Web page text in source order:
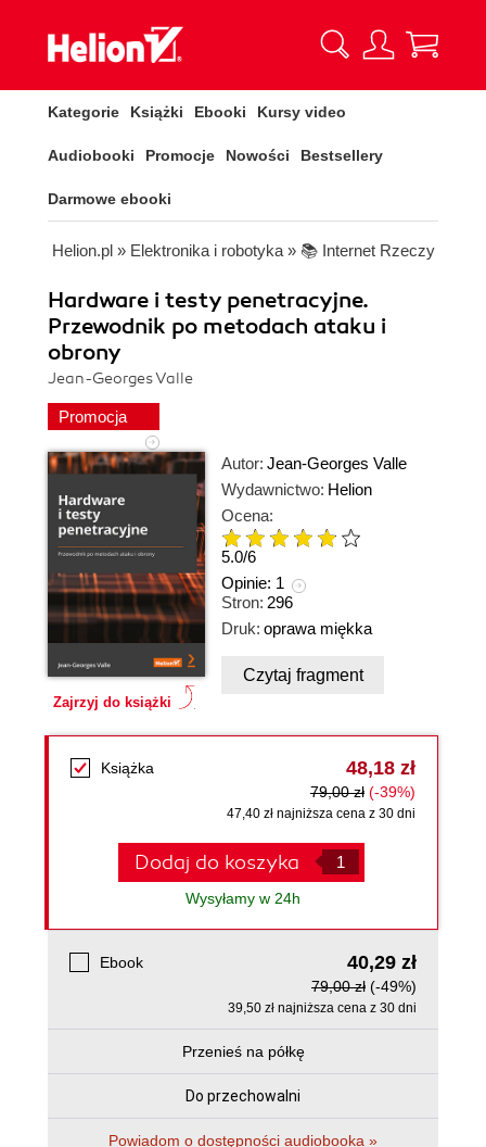
Kategorie Książki Ebooki Kursy video
Audiobooki Promocje Nowości Bestsellery
Darmowe ebooki
Helion.pl » Elektronika i robotyka » 📚 Internet Rzeczy
Hardware i testy penetracyjne.
Przewodnik po metodach ataku i
obrony
Jean-Georges Valle
Promocja
Zajrzyj do książki
Autor: Jean-Georges Valle
Wydawnictwo: Helion
Ocena:
5.0/6
Opinie: 1
Stron: 296
Druk: oprawa miękka
Czytaj fragment
Książka 48,18 zł
79,00 zł (-39%)
47,40 zł najniższa cena z 30 dni
Dodaj do koszyka
Wysyłamy w 24h
Ebook 40,29 zł
79,00 zł (-49%)
39,50 zł najniższa cena z 30 dni
Przenieś na półkę
Do przechowalni
Powiadom o dostępności audiobooka »